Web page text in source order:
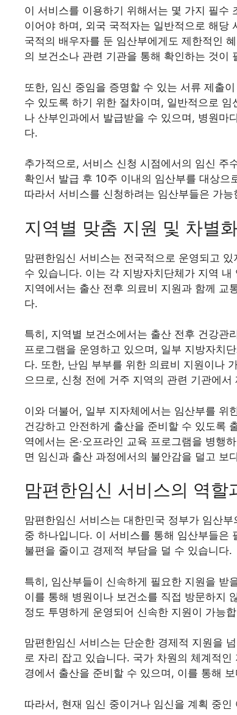
이 서비스를 이용하기 위해서는 몇 가지 필수
이어야 하며, 외국 국적자는 일반적으로 해당
국적의 배우자를 둔 임산부에게도 제한적인
의 보건소나 관련 기관을 통해 확인하는 것이
또한, 임신 중임을 증명할 수 있는 서류 제출
수 있도록 하기 위한 절차이며, 일반적으로
나 산부인과에서 발급받을 수 있으며, 병원마
다.
추가적으로, 서비스 신청 시점에서의 임신 주
확인서 발급 후 10주 이내의 임산부를 대상
따라서 서비스를 신청하려는 임산부들은 가
지역별 맞춤 지원 및 차별
맘편한임신 서비스는 전국적으로 운영되고
수 있습니다. 이는 각 지방자치단체가 지역
지역에서는 출산 전후 의료비 지원과 함께 교
다.
특히, 지역별 보건소에서는 출산 전후 건강관
프로그램을 운영하고 있으며, 일부 지방자치
다. 또한, 난임 부부를 위한 의료비 지원이나
으므로, 신청 전에 거주 지역의 관련 기관에
이와 더불어, 일부 지자체에서는 임산부를 위
건강하고 안전하게 출산을 준비할 수 있도록
역에서는 온·오프라인 교육 프로그램을 병행
면 임신과 출산 과정에서의 불안감을 덜고 보
맘편한임신 서비스의 역할
맘편한임신 서비스는 대한민국 정부가 임산
중 하나입니다. 이 서비스를 통해 임산부들은
불편을 줄이고 경제적 부담을 덜 수 있습니다.
특히, 임산부들이 신속하게 필요한 지원을 받
이를 통해 병원이나 보건소를 직접 방문하지
정도 투명하게 운영되어 신속한 지원이 가능
맘편한임신 서비스는 단순한 경제적 지원을
로 자리 잡고 있습니다. 국가 차원의 체계적
경에서 출산을 준비할 수 있으며, 이를 통해
따라서, 현재 임신 중이거나 임신을 계획 중